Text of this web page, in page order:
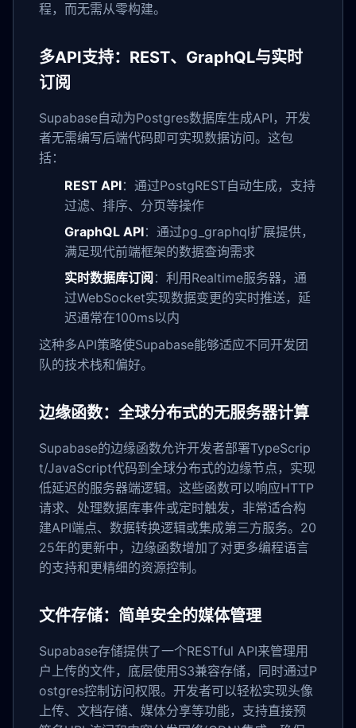
程，而无需从零构建。
多API支持：REST、GraphQL与实时
订阅
Supabase自动为Postgres数据库生成API，开发
者无需编写后端代码即可实现数据访问。这包
括：
REST API：通过PostgREST自动生成，支持
过滤、排序、分页等操作
GraphQL API：通过pg_graphql扩展提供，
满足现代前端框架的数据查询需求
实时数据库订阅 ：利用Realtime服务器，通
过WebSocket实现数据变更的实时推送，延
迟通常在100ms以内
这种多API策略使Supabase能够适应不同开发团
队的技术栈和偏好。
边缘函数：全球分布式的无服务器计算
Supabase的边缘函数允许开发者部署TypeScrip
t/JavaScript代码到全球分布式的边缘节点，实现
低延迟的服务器端逻辑。这些函数可以响应HTTP
请求、处理数据库事件或定时触发，非常适合构
建API端点、数据转换逻辑或集成第三方服务。20
25年的更新中，边缘函数增加了对更多编程语言
的支持和更精细的资源控制。
文件存储：简单安全的媒体管理
Supabase存储提供了一个RESTful API来管理用
户上传的文件，底层使用S3兼容存储，同时通过P
ostgres控制访问权限。开发者可以轻松实现头像
上传、文档存储、媒体分享等功能，支持直接预